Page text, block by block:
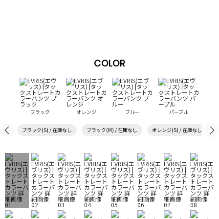
COLOR
ブラック オレンジ ブルー パープル
ブラック(S) / 在庫なし ブラック(M) / 在庫なし オレンジ(S) / 在庫なし